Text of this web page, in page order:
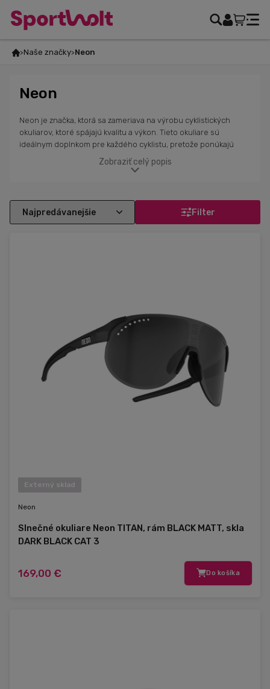
Naše značky Neon
Neon
Neon je značka, ktorá sa zameriava na výrobu cyklistických
okuliarov, ktoré spájajú kvalitu a výkon. Tieto okuliare sú
ideálnym doplnkom pre každého cyklistu, pretože ponúkajú
nielen výbornú ochranu pred slnkom, vetrom a prachom, ale aj
štýlový dizajn a pohodlie. Vďaka pokročilým technológiam, ako
poskytol okuliare, ktoré podporia tvoj výkon. Či už jazdíš v
Zobraziť celý popis
Filter
Externý sklad
Neon
Slnečné okuliare Neon TITAN, rám BLACK MATT, skla
DARK BLACK CAT 3
169,00 € Do košíka